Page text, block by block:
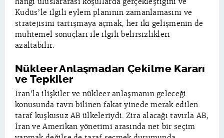
Kudüs’le ilgili eylem planının zamanlamasını ve
stratejisini tartışmaya açmak, her iki gelişmenin de
muhtemel sonuçları ile ilgili belirsizlikleri
azaltabilir.
Nükleer Anlaşmadan Çekilme Kararı
ve Tepkiler
İran’la ilişkiler ve nükleer anlaşmanın geleceği
konusunda tavrı bilinen fakat yinede merak edilen
taraf kuşkusuz AB ülkeleriydi. Zira alacağı tavırla AB,
İran ve Amerikan yönetimi arasında net bir seçim